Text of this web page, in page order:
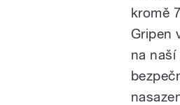
kromě
Gripen
na